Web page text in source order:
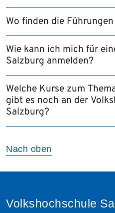
Wo finden die
Wie kann ich mich für
Salzburg anmelden?
Welche Kurse zum
gibt es noch an der
Salzburg?
Nach oben
Volkshochschule